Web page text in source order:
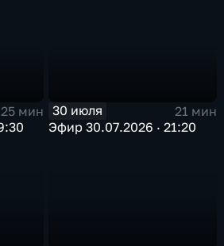
25 мин
30 июля
21 мин
Эфир 30.07.2026 · 21:20